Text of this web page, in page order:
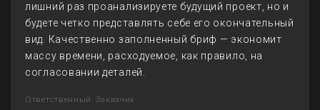
лишний раз проанализируете будущий проект, но и
будете четко представлять себе его окончательный
вид. Качественно заполненный бриф — экономит
массу времени, расходуемое, как правило, на
согласовании деталей.
Ответственный: Заказчик